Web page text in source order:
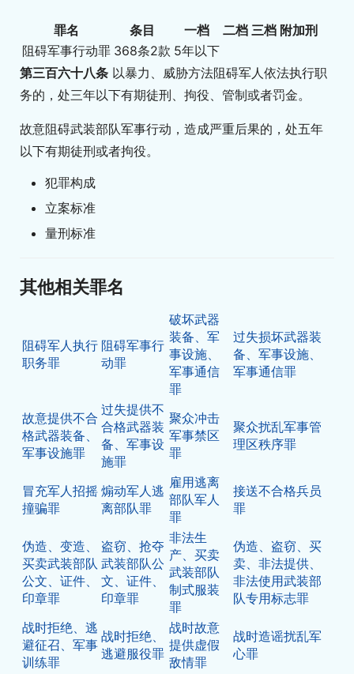
罪名 条目 一档 二档 三档 附加刑
阻碍军事行动罪 368条2款 5年以下
第三百六十八条 以暴力、威胁方法阻碍军人依法执行职
务的，处三年以下有期徒刑、拘役、管制或者罚金。
故意阻碍武装部队军事行动，造成严重后果的，处五年
以下有期徒刑或者拘役。
犯罪构成
立案标准
量刑标准
其他相关罪名
阻碍军人执行
职务罪
阻碍军事行
动罪
破坏武器
装备、军
事设施、
军事通信
罪
过失损坏武器装
备、军事设施、
军事通信罪
故意提供不合
格武器装备、
军事设施罪
过失提供不
合格武器装
备、军事设
施罪
聚众冲击
军事禁区
罪
聚众扰乱军事管
理区秩序罪
冒充军人招摇
撞骗罪
煽动军人逃
离部队罪
雇用逃离
部队军人
罪
接送不合格兵员
罪
伪造、变造、
买卖武装部队
公文、证件、
印章罪
盗窃、抢夺
武装部队公
文、证件、
印章罪
非法生
产、买卖
武装部队
制式服装
罪
伪造、盗窃、买
卖、非法提供、
非法使用武装部
队专用标志罪
战时拒绝、逃
避征召、军事
训练罪
战时拒绝、
逃避服役罪
战时故意
提供虚假
敌情罪
战时造谣扰乱军
心罪